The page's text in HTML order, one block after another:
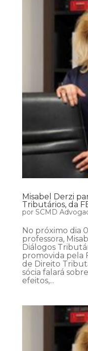
Misabel Derzi
Tributários, da
por SCMD
No próximo dia
professora,
Diálogos
promovida pela
de Direito
sócia falará
efeitos,...